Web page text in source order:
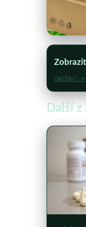
/archiv/ →
Další